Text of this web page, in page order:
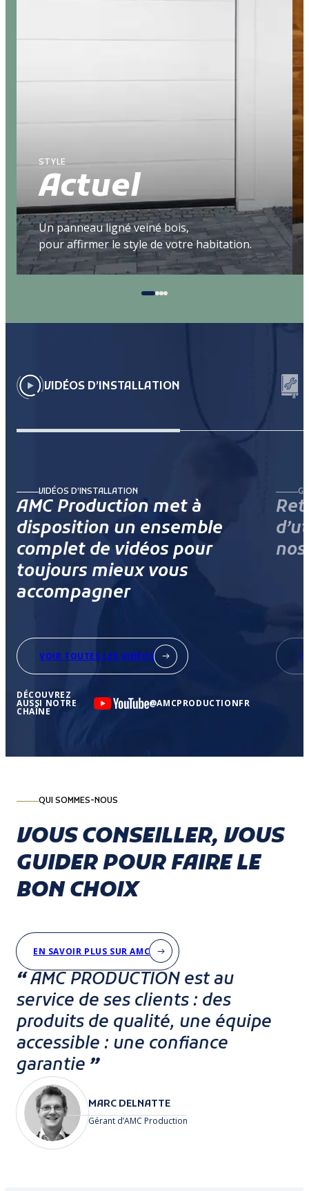
STYLE
Actuel
Un panneau ligné veiné bois,
pour affirmer le style de votre habitation.
VIDÉOS D’INSTALLATION
VIDÉOS D’INSTALLATION
AMC Production met à
disposition un ensemble
complet de vidéos pour
toujours mieux vous
accompagner
VOIR TOUTES LES VIDÉOS
DÉCOUVREZ
AUSSI NOTRE
CHAÎNE
@AMCPRODUCTIONFR
QUI SOMMES-NOUS
VOUS CONSEILLER, VOUS
GUIDER POUR FAIRE LE
BON CHOIX
EN SAVOIR PLUS SUR AMC
“AMC PRODUCTION est au
service de ses clients : des
produits de qualité, une équipe
accessible : une confiance
garantie ”
MARC DELNATTE
Gérant d’AMC Production